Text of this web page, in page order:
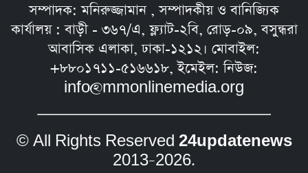
সম্পাদক: মনিরুজ্জামান , সম্পাদকীয় ও বানিজ্যিক
কার্যালয় : বাড়ী - ৩৬৭/এ, ফ্ল্যাট-২বি, রোড়-০৯, বসুন্ধরা
আবাসিক এলাকা, ঢাকা-১২১২। মোবাইল:
+৮৮০১৭১১-৫১৬৬১৮, ইমেইল: নিউজ:
info@mmonlinemedia.org
© All Rights Reserved 24updatenews
2013–2026.